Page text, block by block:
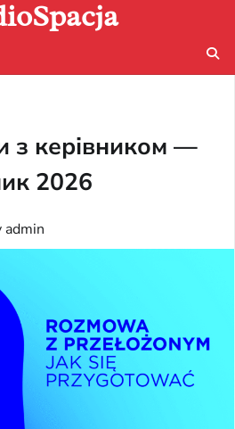
з керівником —
2026
admin